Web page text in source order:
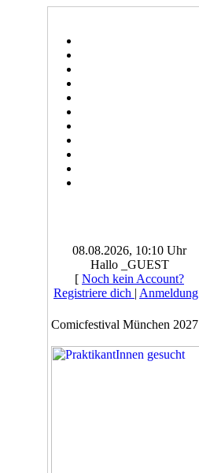
08.08.2026, 10:10 Uhr
Hallo _GUEST
[ Noch kein Account?
Registriere dich | Anmeldung
Comicfestival München 2027